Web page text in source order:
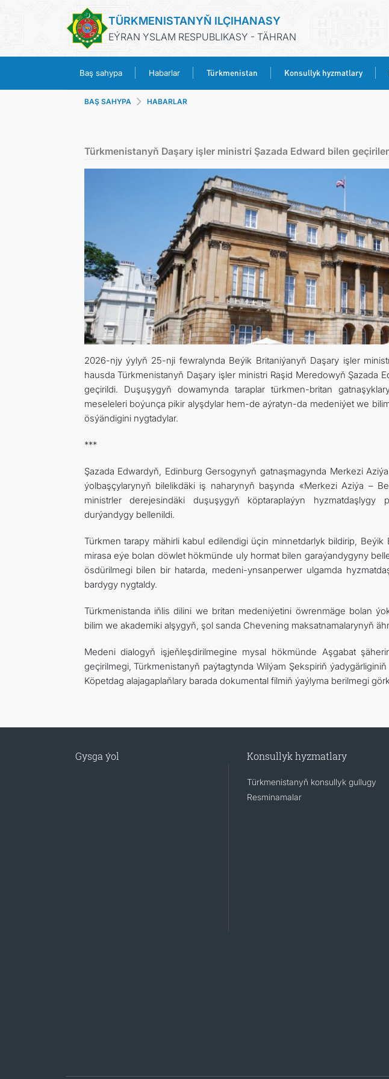
TÜRKMENISTANYŇ ILÇIHANASY
EÝRAN YSLAM RESPUBLIKASY - TÄHRAN
Baş sahypa Habarlar Türkmenistan Konsullyk hyzmatlary
BAŞ SAHYPA HABARLAR
Türkmenistanyň Daşary işler ministri Şazada Edward bilen
2026-njy ýylyň 25-nji fewralynda Beýik Britaniýanyň Daşary işler
hausda Türkmenistanyň Daşary işler ministri Raşid Meredowyň Şazada
geçirildi. Duşuşygyň dowamynda taraplar türkmen-britan
meseleleri boýunça pikir alyşdylar hem-de aýratyn-da medeniýet we
ösýändigini nygtadylar.
***
Şazada Edwardyň, Edinburg Gersogynyň gatnaşmagynda Merkezi
ýolbaşçylarynyň bilelikdäki iş naharynyň başynda «Merkezi Aziýa –
ministrler derejesindäki duşuşygyň köptaraplaýyn hyzmatdaşlygy
durýandygy bellenildi.
Türkmen tarapy mähirli kabul edilendigi üçin minnetdarlyk bildirip,
mirasa eýe bolan döwlet hökmünde uly hormat bilen garaýandygyny
ösdürilmegi bilen bir hatarda, medeni-ynsanperwer ulgamda
bardygy nygtaldy.
Türkmenistanda iňlis dilini we britan medeniýetini öwrenmäge bolan
bilim we akademiki alşygyň, şol sanda Chevening maksatnamalarynyň
Medeni dialogyň işjeňleşdirilmegine mysal hökmünde Aşgabat
geçirilmegi, Türkmenistanyň paýtagtynda Wilýam Şekspiriň
Köpetdag alajagaplaňlary barada dokumental filmiň ýaýlyma berilmegi
Gysga ýol Konsullyk hyzmatlary
Türkmenistanyň konsullyk gullugy
Resminamalar